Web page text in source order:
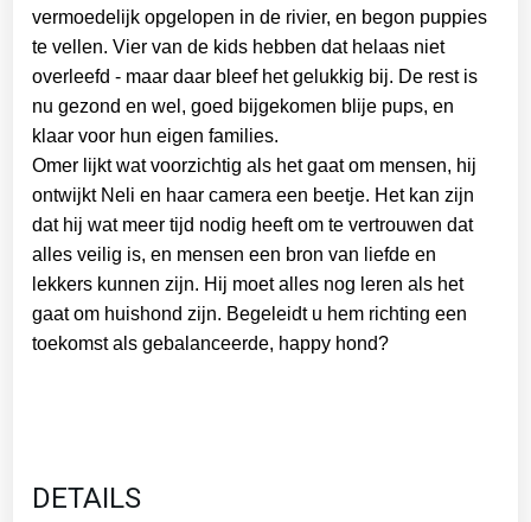
vermoedelijk opgelopen in de rivier, en begon puppies
te vellen. Vier van de kids hebben dat helaas niet
overleefd - maar daar bleef het gelukkig bij. De rest is
nu gezond en wel, goed bijgekomen blije pups, en
klaar voor hun eigen families.
Omer lijkt wat voorzichtig als het gaat om mensen, hij
ontwijkt Neli en haar camera een beetje. Het kan zijn
dat hij wat meer tijd nodig heeft om te vertrouwen dat
alles veilig is, en mensen een bron van liefde en
lekkers kunnen zijn. Hij moet alles nog leren als het
gaat om huishond zijn. Begeleidt u hem richting een
toekomst als gebalanceerde, happy hond?
DETAILS